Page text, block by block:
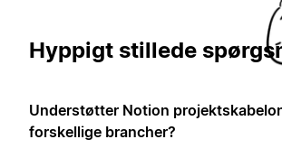
Hyppigt stillede
Understøtter Notion
forskellige brancher?